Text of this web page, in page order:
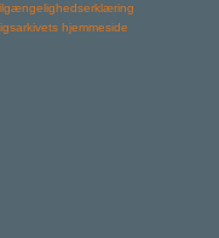
hjemmeside